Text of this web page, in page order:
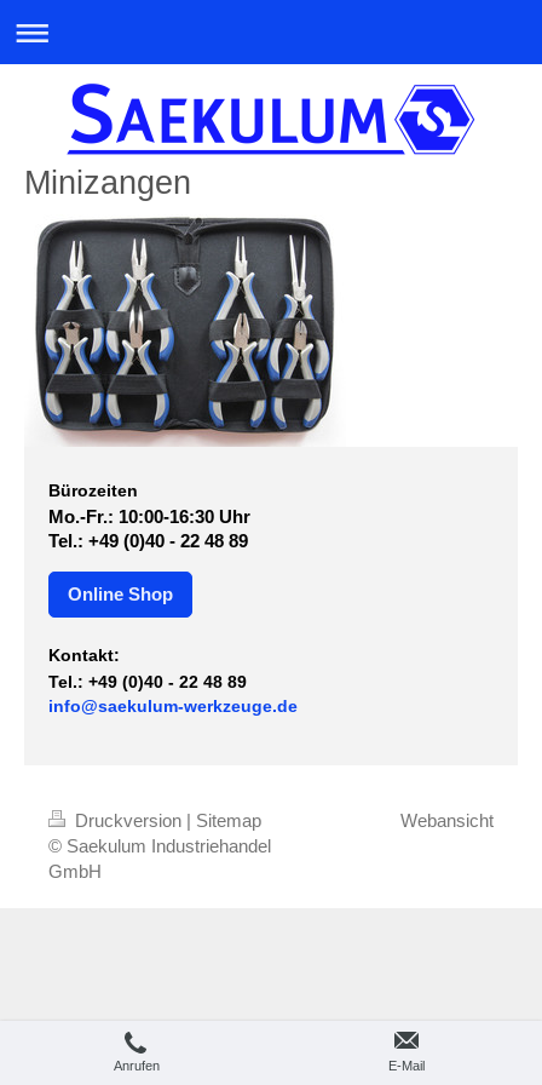
Minizangen
Bürozeiten
Mo.-Fr.: 10:00-16:30 Uhr
Tel.: +49 (0)40 - 22 48 89
Online Shop
Kontakt:
Tel.: +49 (0)40 - 22 48 89
info@saekulum-werkzeuge.de
Druckversion | Sitemap
© Saekulum Industriehandel
GmbH
Webansicht
Anrufen E-Mail